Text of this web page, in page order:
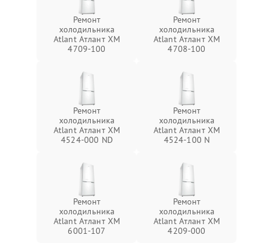
Ремонт
холодильника
Atlant Атлант XM
4709-100
Ремонт
холодильника
Atlant Атлант XM
4708-100
Ремонт
холодильника
Atlant Атлант ХМ
4524-000 ND
Ремонт
холодильника
Atlant Атлант ХМ
4524-100 N
Ремонт
холодильника
Atlant Атлант ХМ
6001-107
Ремонт
холодильника
Atlant Атлант ХМ
4209-000